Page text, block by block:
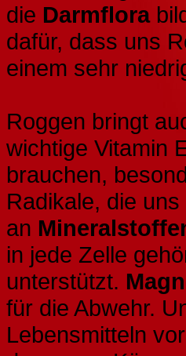
die Darmflora
dafür, dass uns
einem sehr
Roggen bringt
wichtige Vitamin
brauchen,
Radikale, die
an
in jede Zelle
unterstützt.
für die Abwehr.
Lebensmitteln